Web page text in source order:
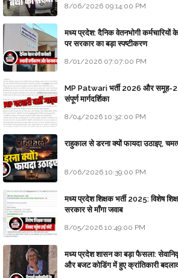
8/06/2026 09:14:00 PM
मध्य प्रदेश: दैनिक वेतनभोगी कर्मचारियों
पर सरकार का बड़ा स्पष्टीकरण
8/01/2026 07:07:00 PM
MP Patwari भर्ती 2026 और समूह-2
संपूर्ण मार्गदर्शिका
8/04/2026 10:32:00 PM
राहुकाल से डरना क्यों फायदा उठाइए,
8/06/2026 10:39:00 PM
मध्य प्रदेश शिक्षक भर्ती 2025: विशेष
सरकार से माँगा जवाब
8/05/2026 10:49:00 PM
मध्य प्रदेश शासन का बड़ा फैसला:
और बजट कोडिंग में हुए क्रांतिकारी